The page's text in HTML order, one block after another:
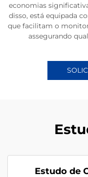
economias
disso, está equipada
que facilitam o
assegurando
Estudo de